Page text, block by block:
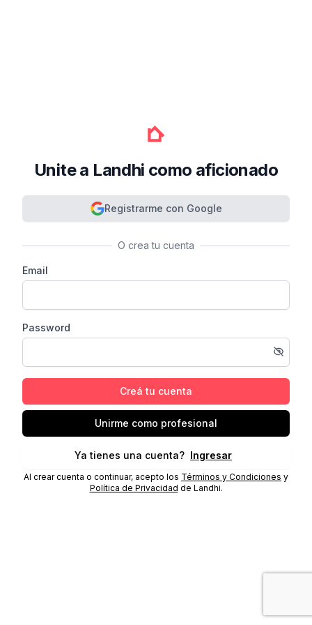
Unite a Landhi como aficionado
Registrarme con Google
O crea tu cuenta
Email
Password
Creá tu cuenta
Unirme como profesional
Ya tienes una cuenta? Ingresar
Al crear cuenta o continuar, acepto los Términos y Condiciones y
Política de Privacidad de Landhi.